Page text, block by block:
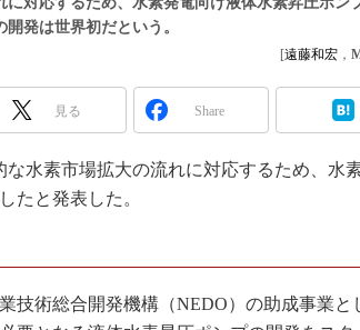
TECHNO-FRONTIER
EdgeTech+
組み込みモデリング
車載ソフト開発
ISO26262
無償設計ツール
S＆OP
インダストリー4.0
発は世界初だという。
[遠藤和宏 ，
見る Share
水素市場拡大の流れに対応するため、水
たと発表した。
術総合開発機構（NEDO）の助成事業と